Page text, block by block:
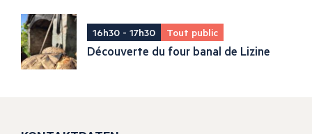
16h30 - 17h30 Tout public
Découverte du four banal de Lizine